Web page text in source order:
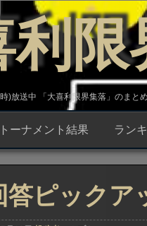
利限
)放送中 「大喜利限界集落」のま
トーナメント結果 ラン
答ピック